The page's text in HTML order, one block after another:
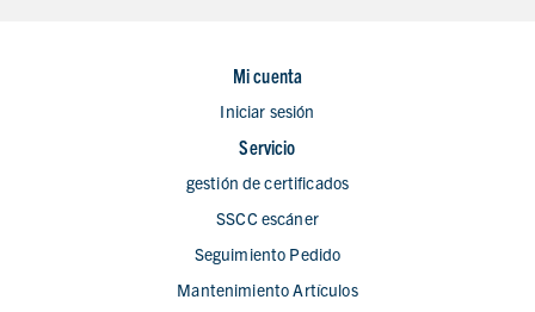
Mi cuenta
Iniciar sesión
Servicio
gestión de certificados
SSCC escáner
Seguimiento Pedido
Mantenimiento Artículos